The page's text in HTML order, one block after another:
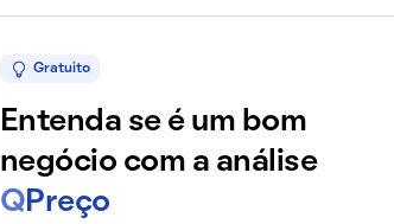
Gratuito
Entenda se é um bom
negócio com a análise
Q Preço